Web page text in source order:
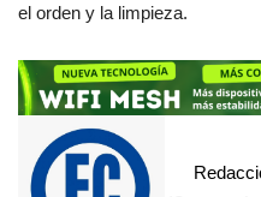
el orden y la limpieza.